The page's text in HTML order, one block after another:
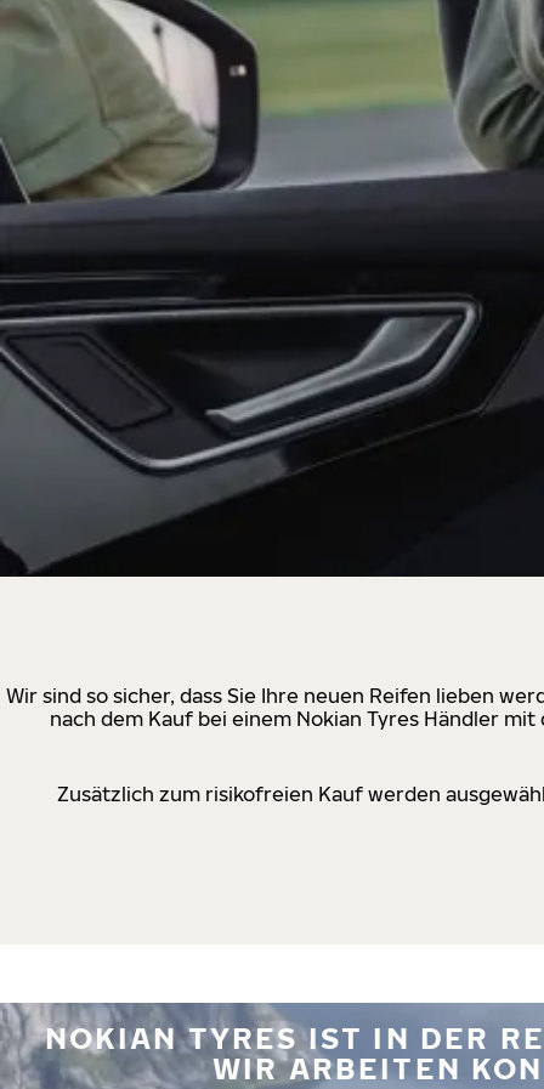
Wir sind so sicher, dass Sie Ihre neuen Reifen lieben
nach dem Kauf bei einem Nokian Tyres Händler
Zusätzlich zum risikofreien Kauf werden
NOKIAN TYRES IST IN DER
WIR ARBEITEN